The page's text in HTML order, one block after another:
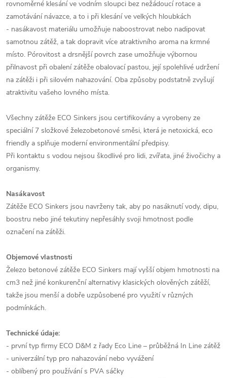
rovnoměrné klesání ve vodním sloupci bez nežádoucí rotace a
zamotávání návazce, a to i při klesání ve velkých hloubkách
- nasákavost materiálu umožňuje naboostrovat nebo nadipovat
samotnou zátěž, a tak dopravit více atraktivního aroma na krmné
místo. Pórovitost a drsnější povrch zase umožňuje výbornou
přilnavost při obalení zátěže obalovací pastou, její spolehlivé udržení
na zátěži i při silovém nahazování. Oba způsoby podstatně zvyšují
atraktivitu vašeho lovného místa.
Všechny zátěže ECO Sinkers jsou certifikovány a vyrobeny ze
speciální 7 složkové železobetonové směsi, která je netoxická, eco
friendly a splňuje moderní environmentální předpisy.
Při kontaktu s vodou nejsou škodlivé pro lidi, zvířata, jiné živočichy a
organismy.
Nasákavost
Zátěže ECO Sinkers jsou navrženy tak, aby po nasáknutí vody, dipu,
boostru nebo jiné tekutiny nepřesáhly svoji hmotnost podle
označení na zátěži.
Objemové vlastnosti
Železo betonové zátěže ECO Sinkers mají vyšší objem hmotnosti na
cm3 než jiné konkurenční alternativy klasických olověných zátěží,
takže jsou menší a dobře uzpůsobené pro využití v různých
podmínkách.
Technické údaje:
- první typ firmy ECO D&M z řady Eco Line – průběžná In Line zátěž
- univerzální typ pro nahazování nebo vyvážení
- oblíbený pro používání s PVA sáčky